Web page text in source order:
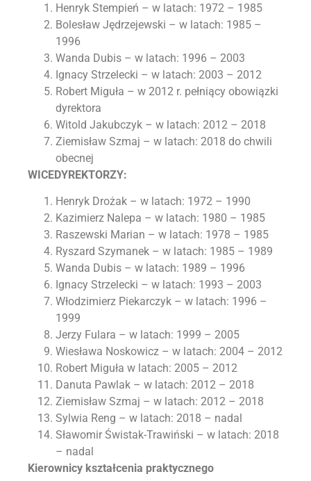
Henryk Stempień – w latach: 1972 – 1985
Bolesław Jędrzejewski – w latach: 1985 –
1996
Wanda Dubis – w latach: 1996 – 2003
Ignacy Strzelecki – w latach: 2003 – 2012
Robert Miguła – w 2012 r. pełniący obowiązki
dyrektora
Witold Jakubczyk – w latach: 2012 – 2018
Ziemisław Szmaj – w latach: 2018 do chwili
obecnej
WICEDYREKTORZY:
Henryk Drożak – w latach: 1972 – 1990
Kazimierz Nalepa – w latach: 1980 – 1985
Raszewski Marian – w latach: 1978 – 1985
Ryszard Szymanek – w latach: 1985 – 1989
Wanda Dubis – w latach: 1989 – 1996
Ignacy Strzelecki – w latach: 1993 – 2003
Włodzimierz Piekarczyk – w latach: 1996 –
1999
Jerzy Fulara – w latach: 1999 – 2005
Wiesława Noskowicz – w latach: 2004 – 2012
Robert Miguła w latach: 2005 – 2012
Danuta Pawlak – w latach: 2012 – 2018
Ziemisław Szmaj – w latach: 2012 – 2018
Sylwia Reng – w latach: 2018 – nadal
Sławomir Świstak-Trawiński – w latach: 2018
– nadal
Kierownicy kształcenia praktycznego